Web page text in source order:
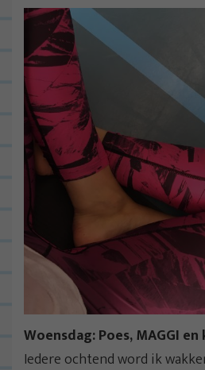
Woensdag: Poes, MAGGI
Iedere ochtend word ik